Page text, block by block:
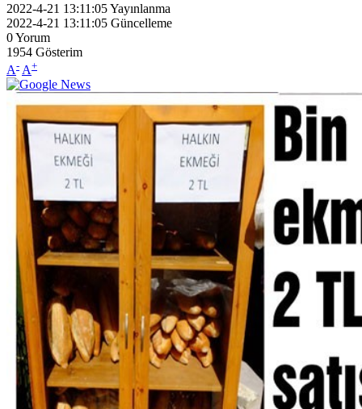
2022-4-21 13:11:05Yayınlanma
2022-4-21 13:11:05 Güncelleme
0Yorum
1954 Gösterim
A- A+